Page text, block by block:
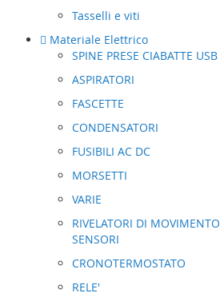
Tasselli e viti
Materiale Elettrico
SPINE PRESE CIABATTE USB
ASPIRATORI
FASCETTE
CONDENSATORI
FUSIBILI AC DC
MORSETTI
VARIE
RIVELATORI DI MOVIMENTO
SENSORI
CRONOTERMOSTATO
RELE'